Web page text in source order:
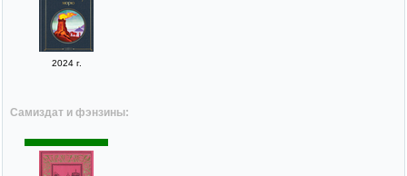
2024 г.
Самиздат и фэнзины: